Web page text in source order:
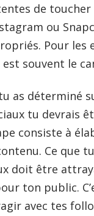
de toucher
ou
Pour les
est souvent le
as déterminé
tu devrais
consiste à
Ce que
doit être
ton public.
avec tes